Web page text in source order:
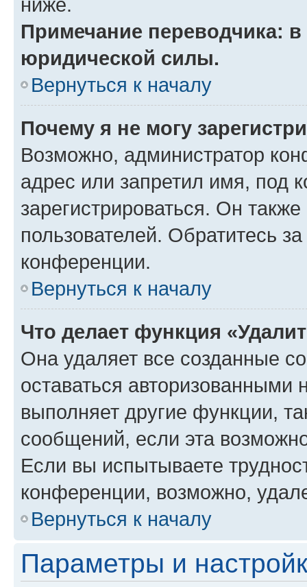
Примечание переводчика:
юридической силы.
Вернуться к началу
Почему я не могу
Возможно, администратор
адрес или запретил имя, под
зарегистрироваться. Он
пользователей. Обратитесь
конференции.
Вернуться к началу
Что делает функция
Она удаляет все созданные
оставаться авторизованными
выполняет другие функции,
сообщений, если эта
Если вы испытываете
конференции, возможно,
Вернуться к началу
Параметры и